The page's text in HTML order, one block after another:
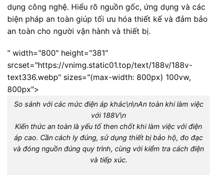
dụng công nghệ. Hiểu rõ nguồn gốc, ứng dụng và các
biện pháp an toàn giúp tối ưu hóa thiết kế và đảm bảo
an toàn cho người vận hành và thiết bị.
" width="800" height="381"
srcset="https://vnimg.static01.top/text/188v/188v-
text336.webp" sizes="(max-width: 800px) 100vw,
800px">
So sánh với các mức điện áp khác\n\nAn toàn khi làm việc
với 188V\n
Kiến thức an toàn là yếu tố then chốt khi làm việc với điện
áp cao. Cần cách ly đúng, sử dụng thiết bị bảo hộ, đo đạc
và đóng nguồn đúng quy trình, cùng với kiểm tra cách điện
và tiếp xúc.